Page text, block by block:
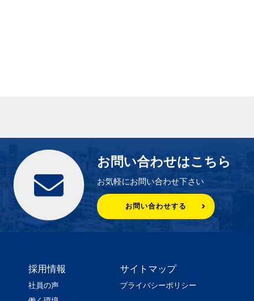
お問い合わせはこちら
お気軽にお問い合わせ下さい
お問い合わせする
採用情報
社員の声
サイトマップ
プライバシーポリシー